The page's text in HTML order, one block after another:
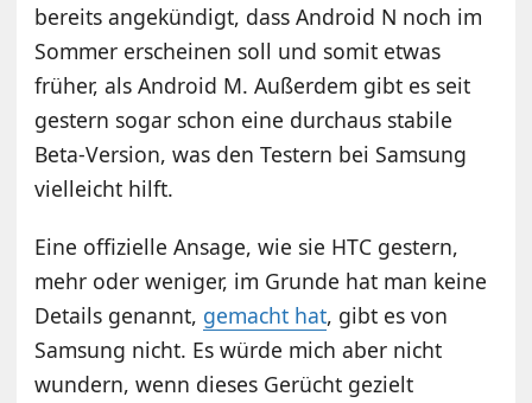
bereits angekündigt, dass Android N noch im
Sommer erscheinen soll und somit etwas
früher, als Android M. Außerdem gibt es seit
gestern sogar schon eine durchaus stabile
Beta-Version, was den Testern bei Samsung
vielleicht hilft.
Eine offizielle Ansage, wie sie HTC gestern,
mehr oder weniger, im Grunde hat man keine
Details genannt, gemacht hat, gibt es von
Samsung nicht. Es würde mich aber nicht
wundern, wenn dieses Gerücht gezielt